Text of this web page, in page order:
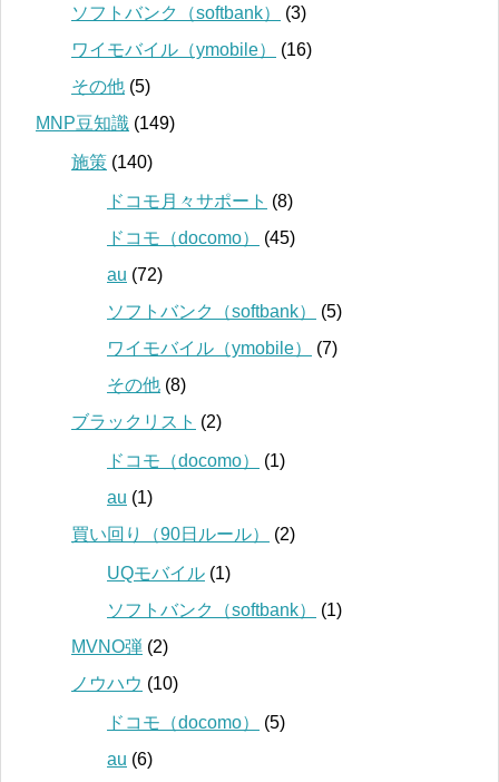
ソフトバンク（softbank）
(3)
ワイモバイル（ymobile）
(16)
その他 (5)
MNP豆知識 (149)
施策 (140)
ドコモ月々サポート (8)
ドコモ（docomo）
(45)
au (72)
ソフトバンク（softbank）
(5)
ワイモバイル（ymobile）
(7)
その他 (8)
ブラックリスト (2)
ドコモ（docomo）
(1)
au (1)
買い回り（90日ルール）
(2)
UQモバイル (1)
ソフトバンク（softbank）
(1)
MVNO弾 (2)
ノウハウ (10)
ドコモ（docomo）
(5)
au (6)